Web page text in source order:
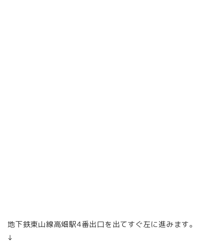
地下鉄東山線高畑駅4番出口を出てすぐ左に進みます。
↓